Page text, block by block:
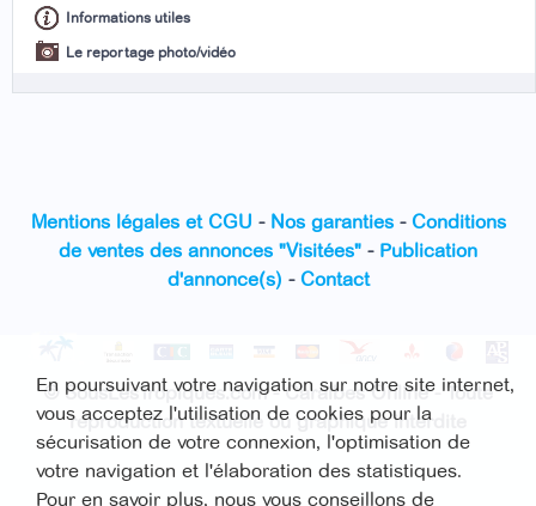
Informations utiles
Le reportage photo/vidéo
Mentions légales et CGU - Nos garanties- Conditions
de ventes des annonces "Visitées" - Publication
d'annonce(s) - Contact
© SousLesTropiques.com - Caraïbes Online - Toute
reproduction textuelle ou graphique interdite
En poursuivant votre navigation sur notre site internet,
vous acceptez l'utilisation de cookies pour la
sécurisation de votre connexion, l'optimisation de
votre navigation et l'élaboration des statistiques.
Pour en savoir plus, nous vous conseillons de